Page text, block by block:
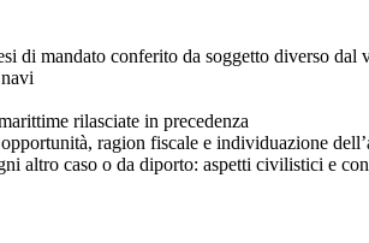
di mandato conferito da soggetto diverso dal
rilasciate in precedenza
ragion fiscale e individuazione
altro caso o da diporto: aspetti civilistici e